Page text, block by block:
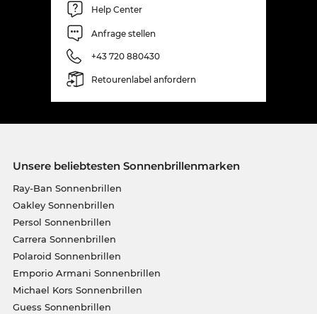
Help Center
Anfrage stellen
+43 720 880430
Retourenlabel anfordern
Unsere beliebtesten Sonnenbrillenmarken
Ray-Ban Sonnenbrillen
Oakley Sonnenbrillen
Persol Sonnenbrillen
Carrera Sonnenbrillen
Polaroid Sonnenbrillen
Emporio Armani Sonnenbrillen
Michael Kors Sonnenbrillen
Guess Sonnenbrillen